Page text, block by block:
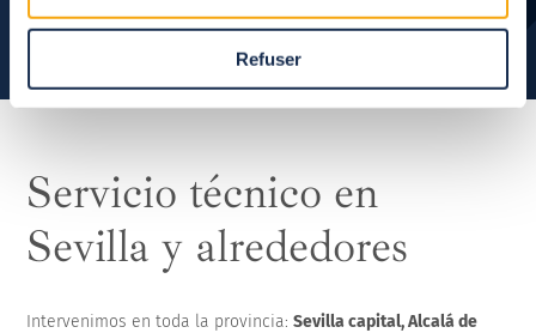
Refuser
Servicio técnico en
Sevilla y alrededores
Intervenimos en toda la provincia:Sevilla capital, Alcalá de